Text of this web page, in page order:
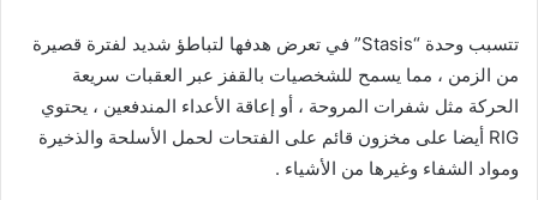
تتسبب وحدة “Stasis” في تعرض هدفها لتباطؤ شديد لفترة قصيرة
من الزمن ، مما يسمح للشخصيات بالقفز عبر العقبات سريعة
الحركة مثل شفرات المروحة ، أو إعاقة الأعداء المندفعين ، يحتوي
RIG أيضا على مخزون قائم على الفتحات لحمل الأسلحة والذخيرة
ومواد الشفاء وغيرها من الأشياء .